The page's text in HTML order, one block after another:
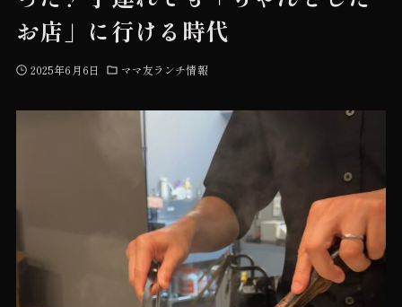
お品書き
初めての方へ
お店」に行ける時代
2025年6月6日 ママ友ランチ情報